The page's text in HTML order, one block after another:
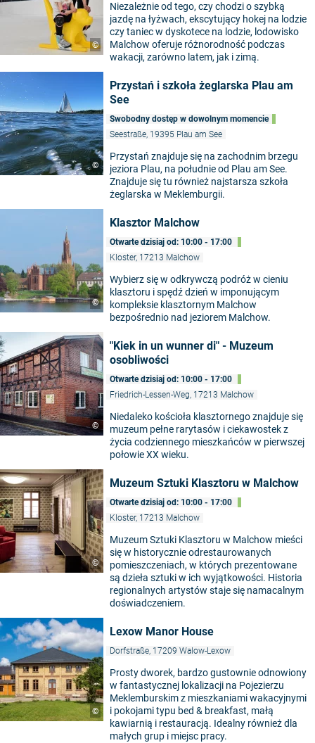
©
Niezależnie od tego, czy chodzi o szybką
jazdę na łyżwach, ekscytujący hokej na lodzie
czy taniec w dyskotece na lodzie, lodowisko
Malchow oferuje różnorodność podczas
wakacji, zarówno latem, jak i zimą.
©
Przystań i szkoła żeglarska Plau am
See
Swobodny dostęp w dowolnym momencie
Seestraße, 19395 Plau am See
Przystań znajduje się na zachodnim brzegu
jeziora Plau, na południe od Plau am See.
Znajduje się tu również najstarsza szkoła
żeglarska w Meklemburgii.
©
Klasztor Malchow
Otwarte dzisiaj od: 10:00 - 17:00
Kloster, 17213 Malchow
Wybierz się w odkrywczą podróż w cieniu
klasztoru i spędź dzień w imponującym
kompleksie klasztornym Malchow
bezpośrednio nad jeziorem Malchow.
©
"Kiek in un wunner di" - Muzeum
osobliwości
Otwarte dzisiaj od: 10:00 - 17:00
Friedrich-Lessen-Weg, 17213 Malchow
Niedaleko kościoła klasztornego znajduje się
muzeum pełne rarytasów i ciekawostek z
życia codziennego mieszkańców w pierwszej
połowie XX wieku.
©
Muzeum Sztuki Klasztoru w Malchow
Otwarte dzisiaj od: 10:00 - 17:00
Kloster, 17213 Malchow
Muzeum Sztuki Klasztoru w Malchow mieści
się w historycznie odrestaurowanych
pomieszczeniach, w których prezentowane
są dzieła sztuki w ich wyjątkowości. Historia
regionalnych artystów staje się namacalnym
doświadczeniem.
©
Lexow Manor House
Dorfstraße, 17209 Walow-Lexow
Prosty dworek, bardzo gustownie odnowiony
w fantastycznej lokalizacji na Pojezierzu
Meklemburskim z mieszkaniami wakacyjnymi
i pokojami typu bed & breakfast, małą
kawiarnią i restauracją. Idealny również dla
małych grup i miejsc pracy.